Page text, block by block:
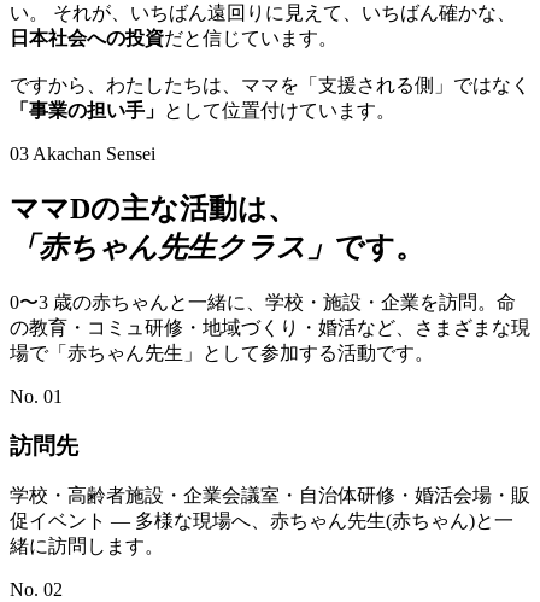
い。 それが、いちばん遠回りに見えて、いちばん確かな、
日本社会への投資だと信じています。
ですから、わたしたちは、ママを「支援される側」ではなく
「事業の担い手」 として位置付けています。
03 Akachan Sensei
ママDの主な活動は、
「赤ちゃん先生クラス」 です。
0〜3 歳の赤ちゃんと一緒に、学校・施設・企業を訪問。命
の教育・コミュ研修・地域づくり・婚活など、さまざまな現
場で「赤ちゃん先生」として参加する活動です。
No. 01
訪問先
学校・高齢者施設・企業会議室・自治体研修・婚活会場・販
促イベント — 多様な現場へ、赤ちゃん先生(赤ちゃん)と一
緒に訪問します。
No. 02